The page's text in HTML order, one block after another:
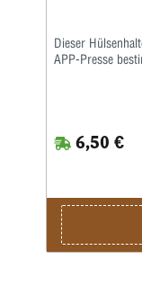
Dieser
APP-Presse
6,50 €